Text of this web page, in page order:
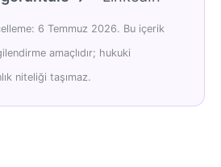
6 Temmuz 2026. Bu içerik
amaçlıdır; hukuki
niteliği taşımaz.